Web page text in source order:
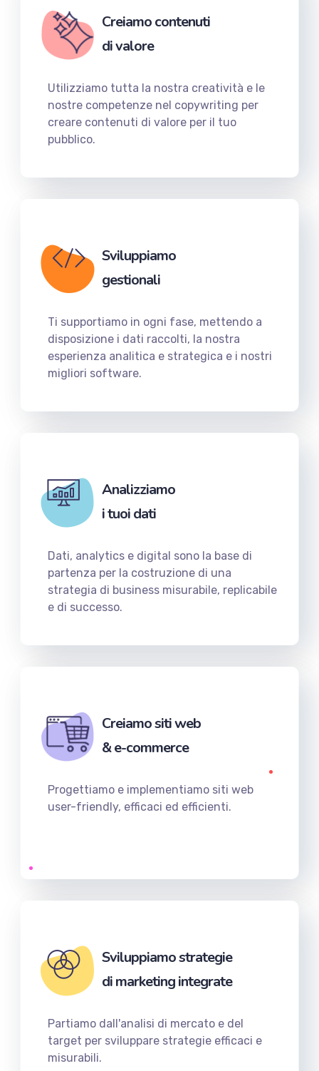
Creiamo contenuti
di valore
Utilizziamo tutta la nostra creatività e le
nostre competenze nel copywriting per
creare contenuti di valore per il tuo
pubblico.
Sviluppiamo
gestionali
Ti supportiamo in ogni fase, mettendo a
disposizione i dati raccolti, la nostra
esperienza analitica e strategica e i nostri
migliori software.
Analizziamo
i tuoi dati
Dati, analytics e digital sono la base di
partenza per la costruzione di una
strategia di business misurabile, replicabile
e di successo.
Creiamo siti web
& e-commerce
Progettiamo e implementiamo siti web
user-friendly, efficaci ed efficienti.
Sviluppiamo strategie
di marketing integrate
Partiamo dall'analisi di mercato e del
target per sviluppare strategie efficaci e
misurabili.